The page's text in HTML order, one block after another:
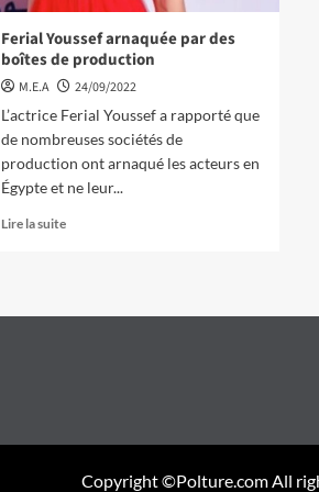
Ferial Youssef arnaquée par des
boîtes de production
M.E.A
24/09/2022
L’actrice Ferial Youssef a rapporté que
de nombreuses sociétés de
production ont arnaqué les acteurs en
Égypte et ne leur...
Lire la suite
Copyright ©Polture.com All